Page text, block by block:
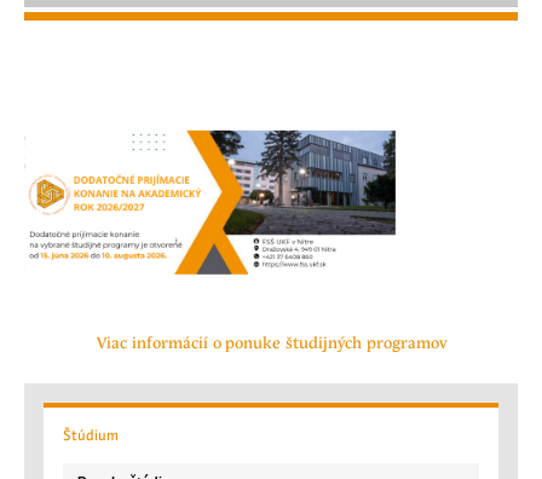
Viac informácií o ponuke študijných programov
Štúdium